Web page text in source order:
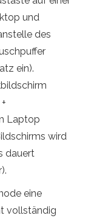
und
des
ein).
Laptop
wird
dauert
eine
vollständig